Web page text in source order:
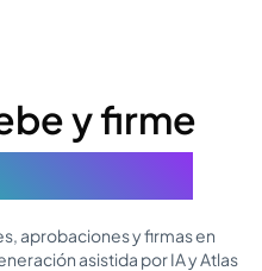
y firme
aprobaciones y firmas en
asistida por IA y Atlas